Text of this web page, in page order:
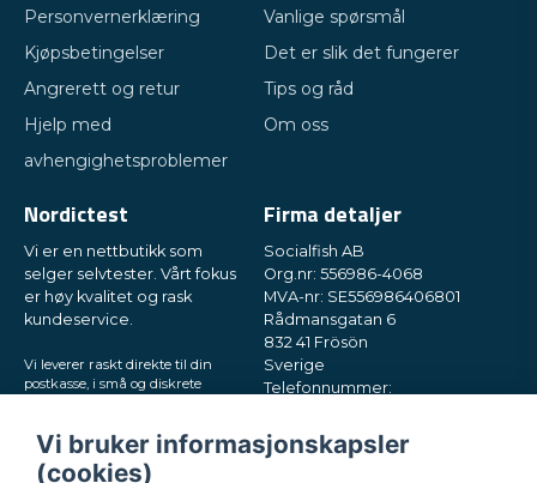
Personvernerklæring
Kjøpsbetingelser
Angrerett og retur
Hjelp med
avhengighetsproblemer
Vanlige spørsmål
Det er slik det fungerer
Tips og råd
Om oss
Nordictest
Vi er en nettbutikk som
selger selvtester. Vårt fokus
er høy kvalitet og rask
kundeservice.
Vi leverer raskt direkte til din
postkasse, i små og diskrete
Firma detaljer
Socialfish AB
Org.nr: 556986-4068
MVA-nr: SE556986406801
Rådmansgatan 6
832 41 Frösön
Sverige
Telefonnummer:
E-post:hey@nordictest.no
Vi bruker informasjonskapsler
(cookies)